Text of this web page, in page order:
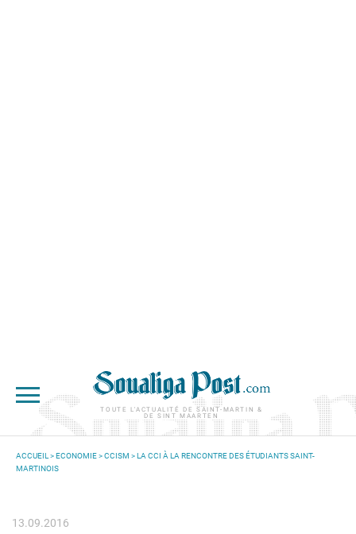
TOUTE L'ACTUALITÉ DE SAINT-MARTIN &
DE SINT MAARTEN
VOUS ÊTES ICI
ACCUEIL >ECONOMIE>CCISM > LA CCI À LA RENCONTRE DES ÉTUDIANTS SAINT-
MARTINOIS
13.09.2016